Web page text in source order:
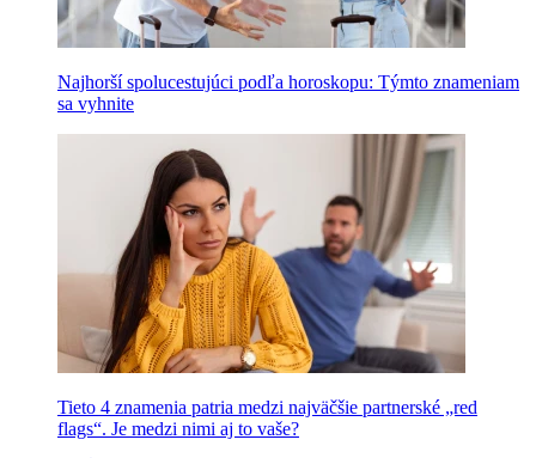
Najhorší spolucestujúci podľa horoskopu: Týmto znameniam
sa vyhnite
Tieto 4 znamenia patria medzi najväčšie partnerské „red
flags“. Je medzi nimi aj to vaše?